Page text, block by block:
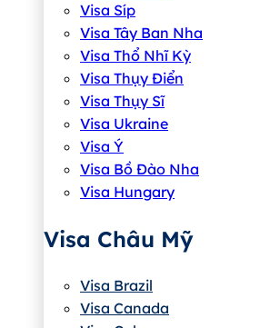
Visa Síp
Visa Tây Ban Nha
Visa Thổ Nhĩ Kỳ
Visa Thụy Điển
Visa Thụy Sĩ
Visa Ukraine
Visa Ý
Visa Bồ Đào Nha
Visa Hungary
Visa Châu Mỹ
Visa Brazil
Visa Canada